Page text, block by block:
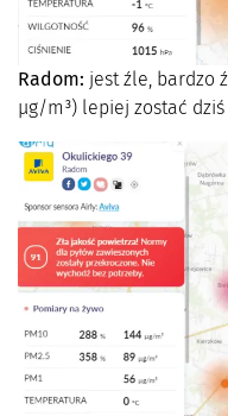
Radom: jest źle, bardzo
µg/m³) lepiej zostać